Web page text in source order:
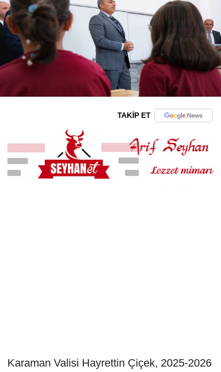
TAKİP ET
Karaman Valisi Hayrettin Çiçek, 2025-2026